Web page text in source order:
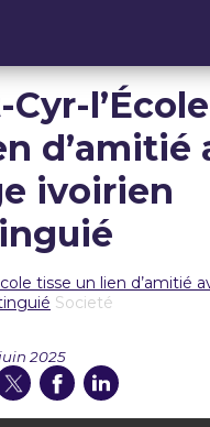
d’amitié
ivoirien
tisse un lien d’amitié
Societé
2025
des cookies